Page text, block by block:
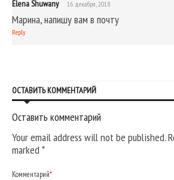
Elena Shuwany 16 декабря, 2018
Марина, напишу вам в почту
Reply
ОСТАВИТЬ КОММЕНТАРИЙ
Оставить комментарий
Your email address will not be published.
marked*
Комментарий*